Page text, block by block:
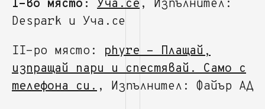
I-во място: Уча.се, Изпълнител:
Despark и Уча.се
II-ро място: phyre - Плащай,
изпращай пари и спестявай. Само с
телефона си., Изпълнител: Файър АД